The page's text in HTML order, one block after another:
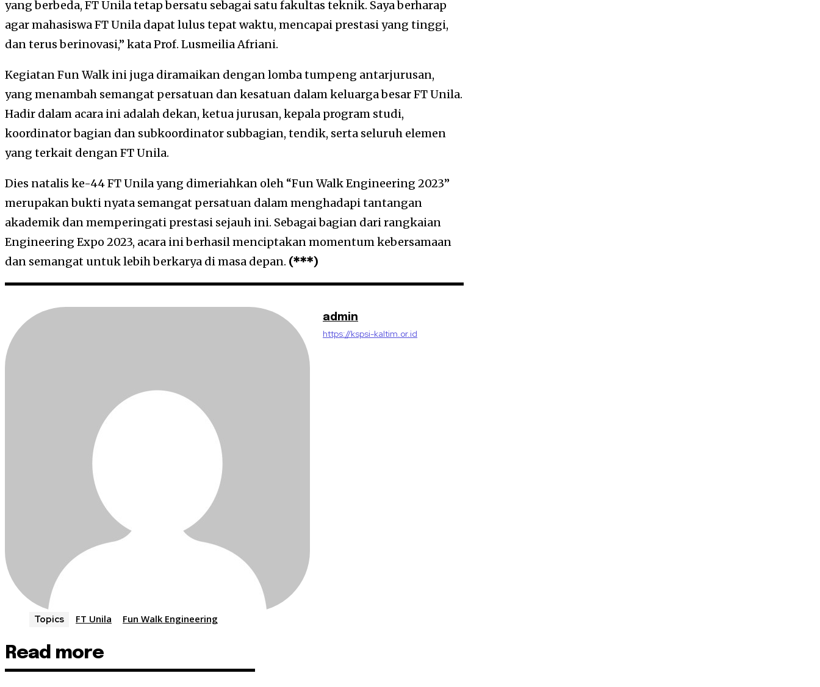
yang berbeda, FT Unila tetap bersatu sebagai satu fakultas teknik. Saya berharap
agar mahasiswa FT Unila dapat lulus tepat waktu, mencapai prestasi yang tinggi,
dan terus berinovasi,” kata Prof. Lusmeilia Afriani.
Kegiatan Fun Walk ini juga diramaikan dengan lomba tumpeng antarjurusan,
yang menambah semangat persatuan dan kesatuan dalam keluarga besar FT Unila.
Hadir dalam acara ini adalah dekan, ketua jurusan, kepala program studi,
koordinator bagian dan subkoordinator subbagian, tendik, serta seluruh elemen
yang terkait dengan FT Unila.
Dies natalis ke-44 FT Unila yang dimeriahkan oleh “Fun Walk Engineering 2023”
merupakan bukti nyata semangat persatuan dalam menghadapi tantangan
akademik dan memperingati prestasi sejauh ini. Sebagai bagian dari rangkaian
Engineering Expo 2023, acara ini berhasil menciptakan momentum kebersamaan
dan semangat untuk lebih berkarya di masa depan. (***)
admin
https://kspsi-kaltim.or.id
Topics FT Unila Fun Walk Engineering
Read more